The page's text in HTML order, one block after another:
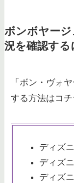
ボンボヤー
況を確認する
「ボン・ヴォ
する方法はコチ
ディズ
ディズ
ディズ